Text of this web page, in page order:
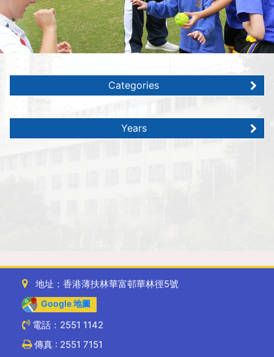
Categories
Years
地址：香港薄扶林華富邨華林徑5號
Google 地圖
電話：2551 1142
傳真 : 2551 7151